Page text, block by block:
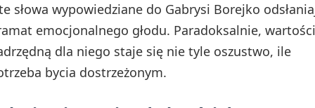
słowa wypowiedziane do Gabrysi Borejko
emocjonalnego głodu. Paradoksalnie,
dla niego staje się nie tyle oszustwo, ile
bycia dostrzeżonym.